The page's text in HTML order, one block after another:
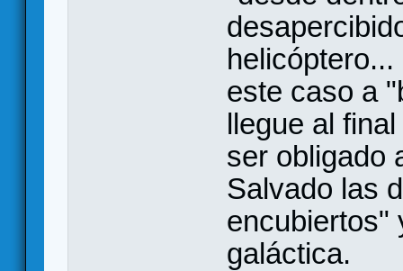
este caso a
llegue al
ser obligado
Salvado las
encubiertos"
galáctica.